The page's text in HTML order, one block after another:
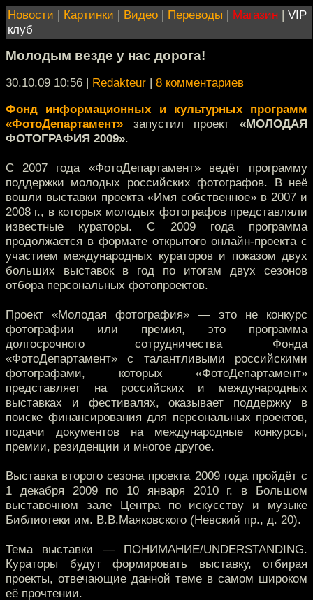
Новости | Картинки | Видео | Переводы | Магазин | VIP
клуб
Молодым везде у нас дорога!
30.10.09 10:56 | Redakteur | 8 комментариев
Фонд информационных и культурных программ
«ФотоДепартамент» запустил проект «МОЛОДАЯ
ФОТОГРАФИЯ 2009».
С 2007 года «ФотоДепартамент» ведёт программу
поддержки молодых российских фотографов. В неё
вошли выставки проекта «Имя собственное» в 2007 и
2008 г., в которых молодых фотографов представляли
известные кураторы. С 2009 года программа
продолжается в формате открытого онлайн-проекта с
участием международных кураторов и показом двух
больших выставок в год по итогам двух сезонов
отбора персональных фотопроектов.
Проект «Молодая фотография» — это не конкурс
фотографии или премия, это программа
долгосрочного сотрудничества Фонда
«ФотоДепартамент» с талантливыми российскими
фотографами, которых «ФотоДепартамент»
представляет на российских и международных
выставках и фестивалях, оказывает поддержку в
поиске финансирования для персональных проектов,
подачи документов на международные конкурсы,
премии, резиденции и многое другое.
Выставка второго сезона проекта 2009 года пройдёт с
1 декабря 2009 по 10 января 2010 г. в Большом
выставочном зале Центра по искусству и музыке
Библиотеки им. В.В.Маяковского (Невский пр., д. 20).
Тема выставки — ПОНИМАНИЕ/UNDERSTANDING.
Кураторы будут формировать выставку, отбирая
проекты, отвечающие данной теме в самом широком
её прочтении.